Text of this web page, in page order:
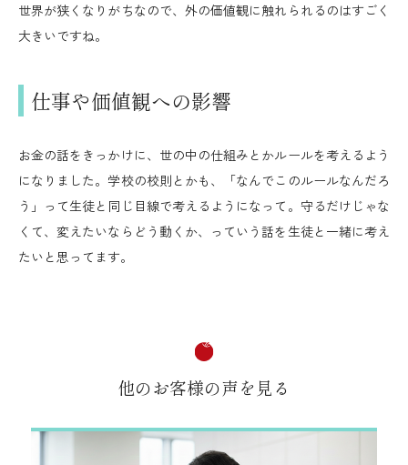
世界が狭くなりがちなので、外の価値観に触れられるのはすごく
大きいですね。
仕事や価値観への影響
お金の話をきっかけに、世の中の仕組みとかルールを考えるよう
になりました。学校の校則とかも、「なんでこのルールなんだろ
う」って生徒と同じ目線で考えるようになって。守るだけじゃな
くて、変えたいならどう動くか、っていう話を生徒と一緒に考え
たいと思ってます。
他のお客様の声を見る